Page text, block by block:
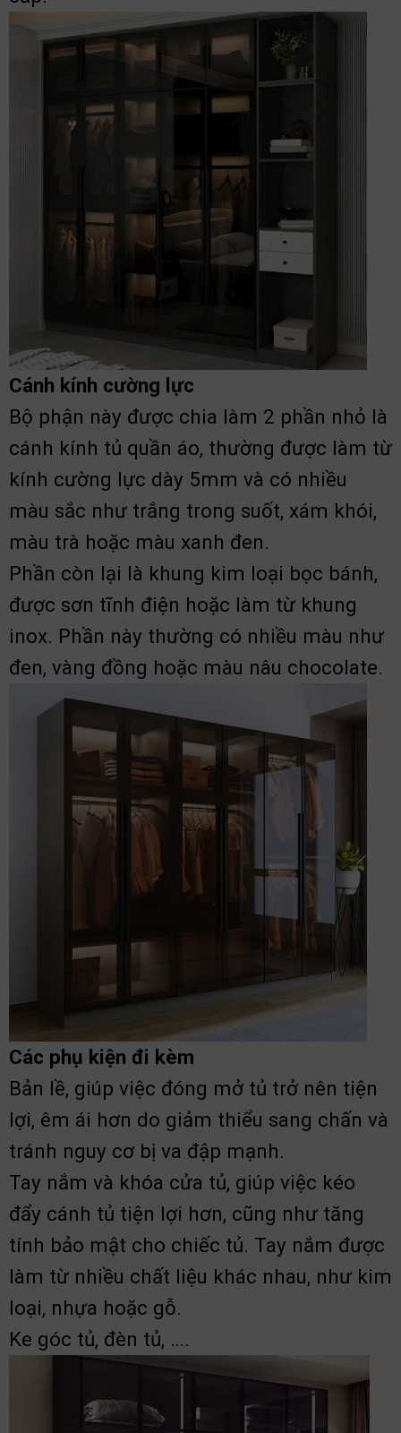
Cánh kính cường lực
Bộ phận này được chia làm 2 phần nhỏ là
cánh kính tủ quần áo, thường được làm từ
kính cường lực dày 5mm và có nhiều
màu sắc như trắng trong suốt, xám khói,
màu trà hoặc màu xanh đen.
Phần còn lại là khung kim loại bọc bánh,
được sơn tĩnh điện hoặc làm từ khung
inox. Phần này thường có nhiều màu như
đen, vàng đồng hoặc màu nâu chocolate.
Các phụ kiện đi kèm
Bản lề, giúp việc đóng mở tủ trở nên tiện
lợi, êm ái hơn do giảm thiểu sang chấn và
tránh nguy cơ bị va đập mạnh.
Tay nắm và khóa cửa tủ, giúp việc kéo
đẩy cánh tủ tiện lợi hơn, cũng như tăng
tính bảo mật cho chiếc tủ. Tay nắm được
làm từ nhiều chất liệu khác nhau, như kim
loại, nhựa hoặc gỗ.
Ke góc tủ, đèn tủ, ….